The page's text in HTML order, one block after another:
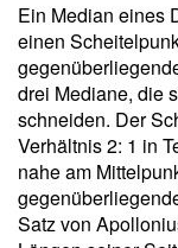
\dfrac{
8 \cdot
\ 8
\cdot \
9 }{ 4
\cdot \
2{,}381
\cdot \
12{,}5
Ein Median eines
einen
drei Mediane, die
schneiden. Der
Verhältnis 2: 1 in
nahe am
Satz von